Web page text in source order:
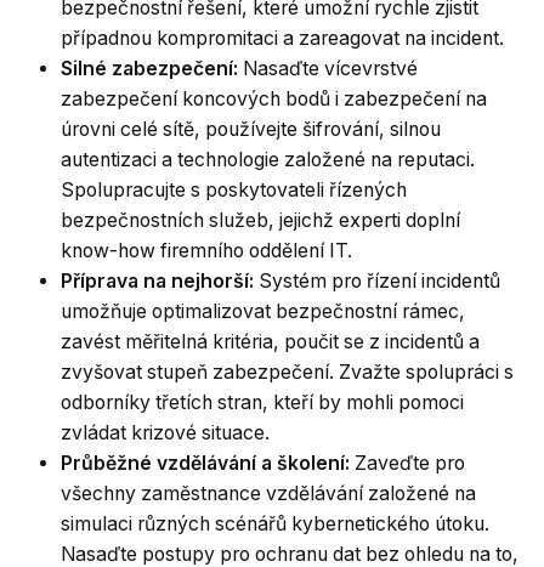
bezpečnostní řešení, které umožní rychle zjistit
případnou kompromitaci a zareagovat na incident.
Silné zabezpečení: Nasaďte vícevrstvé
zabezpečení koncových bodů i zabezpečení na
úrovni celé sítě, používejte šifrování, silnou
autentizaci a technologie založené na reputaci.
Spolupracujte s poskytovateli řízených
bezpečnostních služeb, jejichž experti doplní
know-how firemního oddělení IT.
Příprava na nejhorší: Systém pro řízení incidentů
umožňuje optimalizovat bezpečnostní rámec,
zavést měřitelná kritéria, poučit se z incidentů a
zvyšovat stupeň zabezpečení. Zvažte spolupráci s
odborníky třetích stran, kteří by mohli pomoci
zvládat krizové situace.
Průběžné vzdělávání a školení: Zaveďte pro
všechny zaměstnance vzdělávání založené na
simulaci různých scénářů kybernetického útoku.
Nasaďte postupy pro ochranu dat bez ohledu na to,